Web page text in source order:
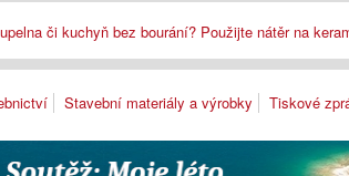
či kuchyň bez bourání? Použijte nátěr na
Stavební materiály a výrobky Tiskové